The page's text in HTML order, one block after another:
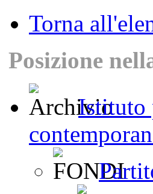
Torna
Posizione
Istituto